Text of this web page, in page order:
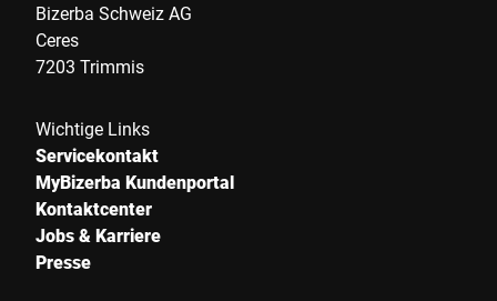
Bizerba Schweiz AG
Ceres
7203 Trimmis
Wichtige Links
Servicekontakt
MyBizerba Kundenportal
Kontaktcenter
Jobs & Karriere
Presse